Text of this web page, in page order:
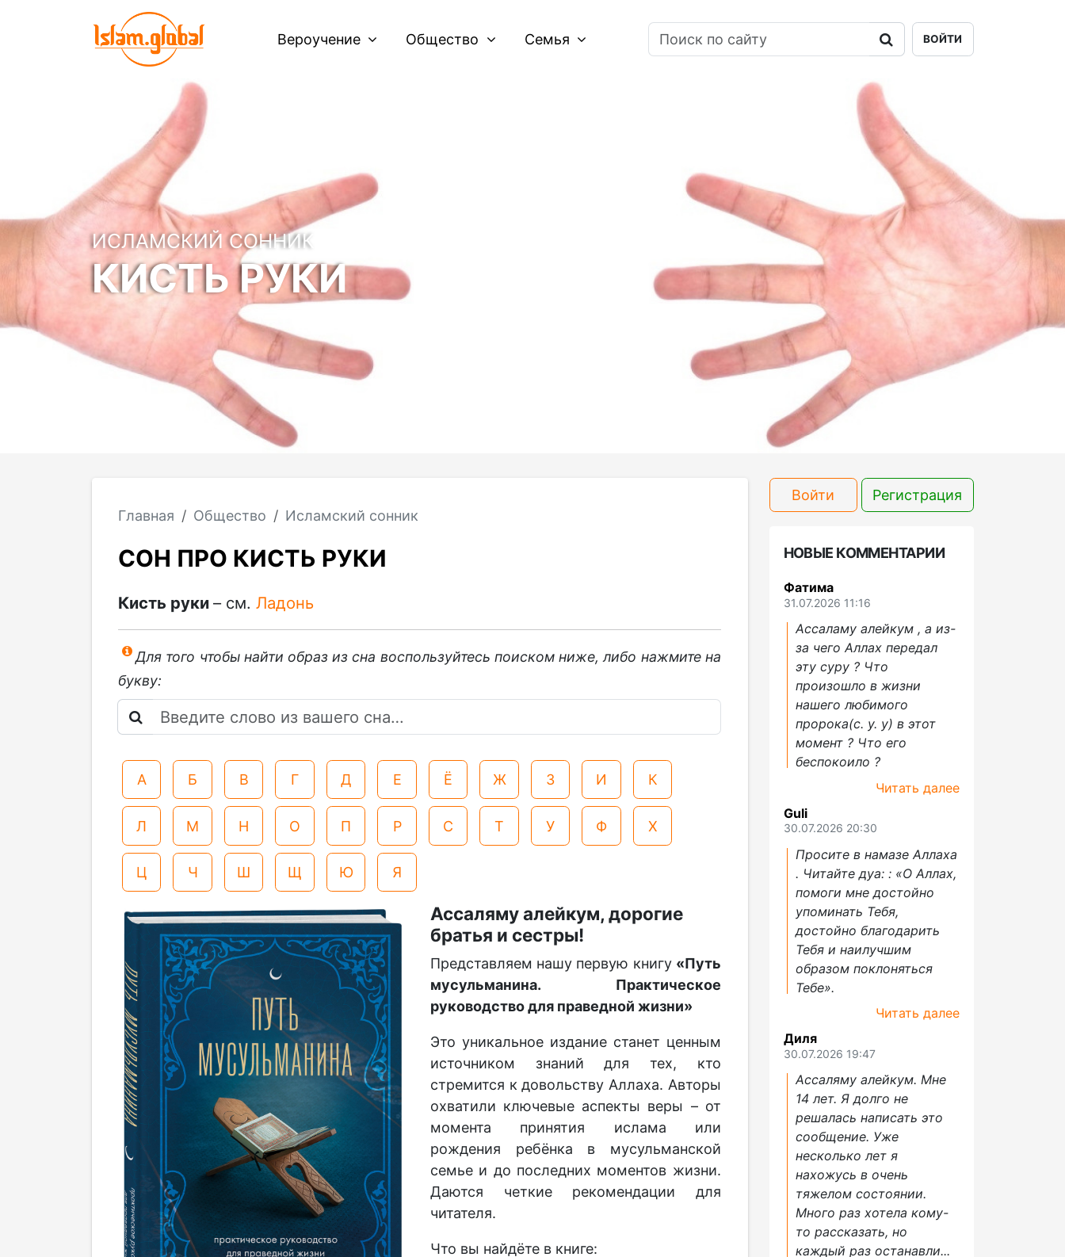
Вероучение Общество Семья ВОЙТИ
ИСЛАМСКИЙ СОННИК
КИСТЬ РУКИ
Главная Общество Исламский сонник
СОН ПРО КИСТЬ РУКИ
Кисть руки– см.Ладонь
Для того чтобы найти образ из сна воспользуйтесь поиском ниже, либо нажмите на
букву:
А Б В Г Д Е Ё Ж З И К
Л М Н О П Р С Т У Ф Х
Ц Ч Ш Щ Ю Я
Ассаляму алейкум, дорогие
братья и сестры!
Представляем нашу первую книгу «Путь
мусульманина. Практическое
руководство для праведной жизни»
Это уникальное издание станет ценным
источником знаний для тех, кто
стремится к довольству Аллаха. Авторы
охватили ключевые аспекты веры – от
момента принятия ислама или
рождения ребёнка в мусульманской
семье и до последних моментов жизни.
Даются четкие рекомендации для
читателя.
Что вы найдёте в книге:
Войти Регистрация
НОВЫЕ КОММЕНТАРИИ
Фатима
31.07.2026 11:16
Ассаламу алейкум , а из-
за чего Аллах передал
эту суру ? Что
произошло в жизни
нашего любимого
пророка(с. у. у) в этот
момент ? Что его
беспокоило ?
Читать далее
Guli
30.07.2026 20:30
Просите в намазе Аллаха
. Читайте дуа: : «О Аллах,
помоги мне достойно
упоминать Тебя,
достойно благодарить
Тебя и наилучшим
образом поклоняться
Тебе».
Читать далее
Диля
30.07.2026 19:47
Ассаляму алейкум. Мне
14 лет. Я долго не
решалась написать это
сообщение. Уже
несколько лет я
нахожусь в очень
тяжелом состоянии.
Много раз хотела кому-
то рассказать, но
каждый раз останавли...